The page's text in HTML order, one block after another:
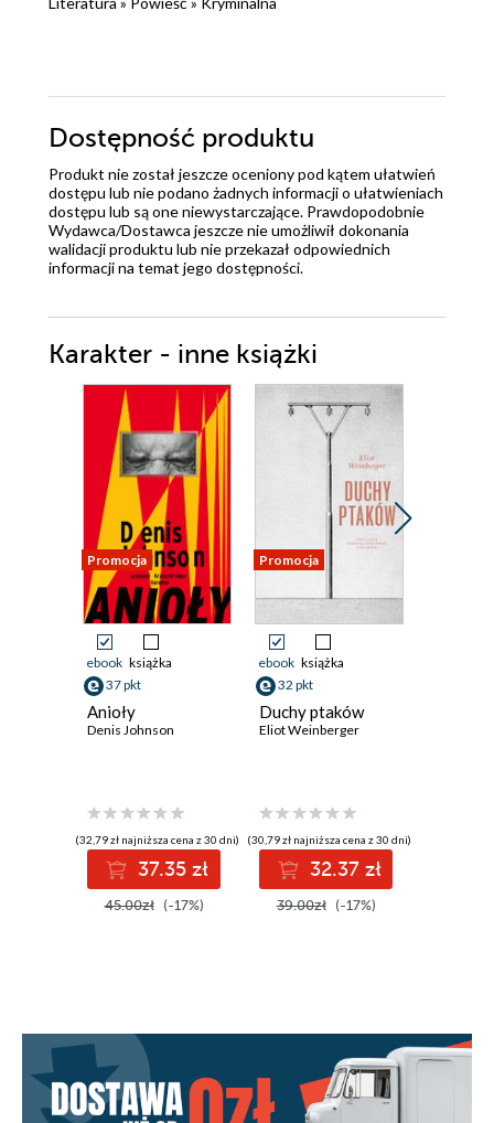
Dostępność produktu
Produkt nie został jeszcze oceniony pod kątem ułatwień
dostępu lub nie podano żadnych informacji o ułatwieniach
dostępu lub są one niewystarczające. Prawdopodobnie
Wydawca/Dostawca jeszcze nie umożliwił dokonania
walidacji produktu lub nie przekazał odpowiednich
informacji na temat jego dostępności.
Karakter - inne książki
Promocja
ebook książka
37 pkt
Anioły
Denis Johnson
(32,79 zł najniższa cena z 30 dni)
37.35 zł
45.00zł (-17%)
Promocja
ebook książka
32 pkt
Duchy ptaków
Eliot Weinberger
(30,79 zł najniższa cena z 30 dni)
32.37 zł
39.00zł (-17%)